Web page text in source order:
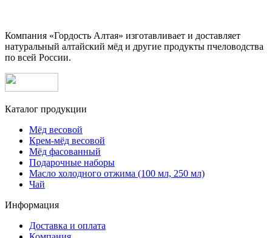
Компания «Гордость Алтая» изготавливает и доставляет
натуральный алтайский мёд и другие продукты пчеловодства
по всей России.
Каталог продукции
Мёд весовой
Крем-мёд весовой
Мёд фасованный
Подарочные наборы
Масло холодного отжима (100 мл, 250 мл)
Чай
Информация
Доставка и оплата